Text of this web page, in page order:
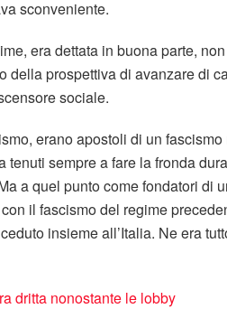
sconveniente.
era dettata in buona parte,
della prospettiva di avanzare di
sociale.
erano apostoli di un
tenuti sempre a fare la fronda
a quel punto come fondatori di
il fascismo del regime
insieme all’Italia. Ne era
dritta nonostante le lobby